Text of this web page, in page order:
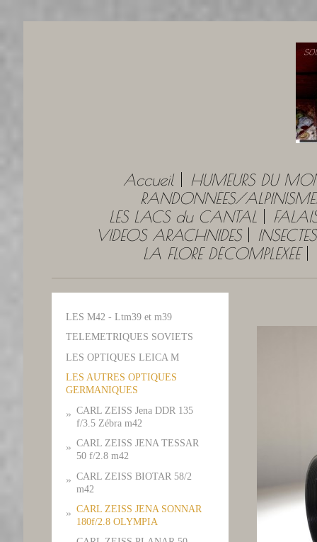
Accueil
HUMEURS DU
RANDONNÉES/
LES LACS du CANTAL
VIDEOS ARACHNIDES
INSECTES
LA FLORE DÉCOMPLEXÉE
LES M42 - Ltm39 et m39
TELEMETRIQUES SOVIETS
LES OPTIQUES LEICA M
LES AUTRES OPTIQUES
GERMANIQUES
CARL ZEISS Jena DDR 135
f/3.5 Zébra m42
CARL ZEISS JENA TESSAR
50 f/2.8 m42
CARL ZEISS BIOTAR 58/2
m42
CARL ZEISS JENA SONNAR
180f/2.8 OLYMPIA